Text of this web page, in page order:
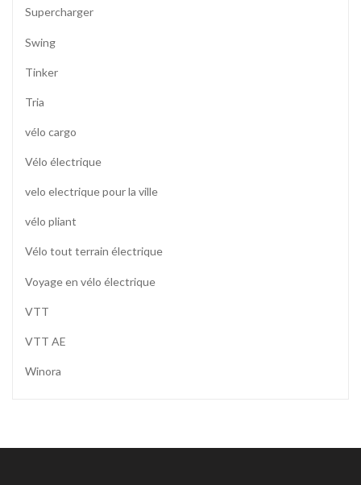
Supercharger
Swing
Tinker
Tria
vélo cargo
Vélo électrique
velo electrique pour la ville
vélo pliant
Vélo tout terrain électrique
Voyage en vélo électrique
VTT
VTT AE
Winora